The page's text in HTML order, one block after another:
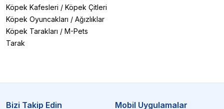
Köpek Kafesleri / Köpek Çitleri
Köpek Oyuncakları / Ağızlıklar
Köpek Tarakları / M-Pets
Tarak
Bizi Takip Edin Mobil Uygulamalar